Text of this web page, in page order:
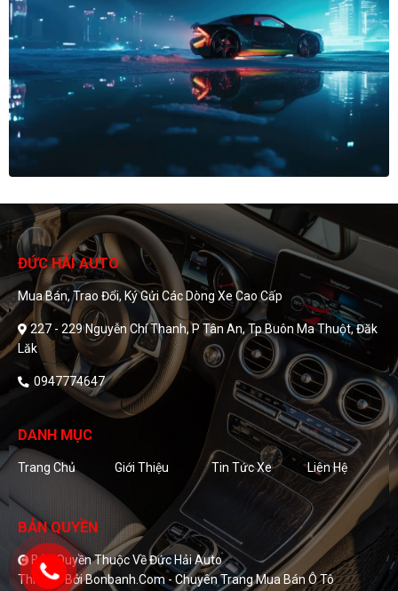
ĐỨC HẢI AUTO
Mua Bán, Trao Đổi, Ký Gửi Các Dòng Xe Cao Cấp
227 - 229 Nguyễn Chí Thanh, P Tân An, Tp Buôn Ma Thuột, Đăk
Lăk
0947774647
DANH MỤC
Trang Chủ Giới Thiệu Tin Tức Xe Liên Hệ
BẢN QUYỀN
Bản Quyền Thuộc Về Đức Hải Auto
Thiết Kế BởiBonbanh.com - Chuyên Trang Mua Bán Ô Tô